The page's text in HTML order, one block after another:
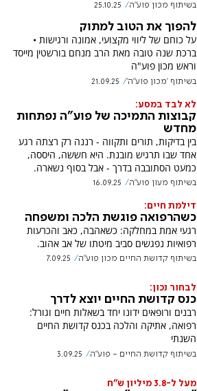
בשיתוף מכון פוע"ה 25.10.25
להפוך את הטוב למתוק
על כוחם של ליווי מקצועי, אמונה ורגישות •
ברכת שנה טובה מאת הרב מנחם בורשטין מייסד
וראש מכון פוע"ה
בשיתוף 'מכון פוע"ה' 21.09.25
לא לבד במסע:
קבוצות התמיכה של פוע"ה נפתחות
מחדש
בין בדיקות, תורים ותקווה - רננה רק רצתה רגע
אחד שבו תרגיש מובנת. היא חששה, היססה,
כמעט הסתובבה בדרך - אבל בסוף נשארה.
בשיתוף מעון פוע''ה 16.09.25
דילמת חיים:
כשהרפואה פוגשת הלכה ומשפחה
רגעי אמת במחלקה: כשאהבה, כאב והכרעות
רפואיות נפגשים סביב מיטתו של אב אהוב.
בשיתוף קדושת החיים מכון פוע''ה 7.09.25
לבחור נכון:
כנס קדושת החיים יוצא לדרך
רבנים ורופאים ידונו יחד בשאלות חיים וגורל:
רפואה, אתיקה והלכה בכנס קדושת החיים
השנתי
בשיתוף קדושת החיים - פוע"ה 3.09.25
מעל ל-3.8 מיליון ש"ח